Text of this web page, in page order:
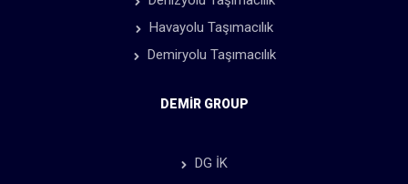
Havayolu Taşımacılık
Demiryolu Taşımacılık
DEMIR GROUP
DG İK